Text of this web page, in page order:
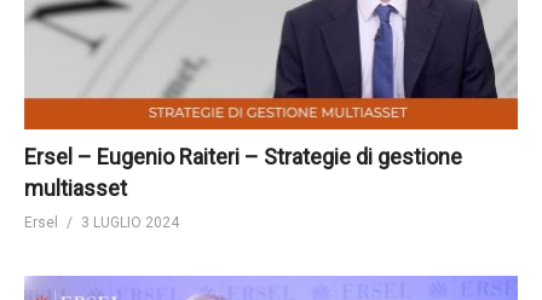
Ersel – Eugenio Raiteri – Strategie di gestione
multiasset
Ersel 3 LUGLIO 2024